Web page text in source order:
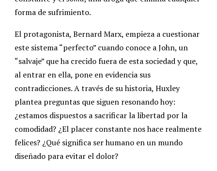
forma de sufrimiento.
El protagonista, Bernard Marx, empieza a cuestionar
este sistema “perfecto” cuando conoce a John, un
“salvaje” que ha crecido fuera de esta sociedad y que,
al entrar en ella, pone en evidencia sus
contradicciones. A través de su historia, Huxley
plantea preguntas que siguen resonando hoy:
¿estamos dispuestos a sacrificar la libertad por la
comodidad? ¿El placer constante nos hace realmente
felices? ¿Qué significa ser humano en un mundo
diseñado para evitar el dolor?